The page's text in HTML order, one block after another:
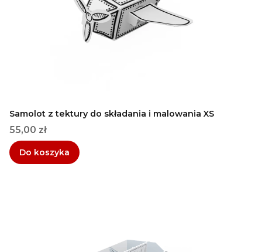
Samolot z tektury do składania i malowania XS
Cena
55,00 zł
Do koszyka